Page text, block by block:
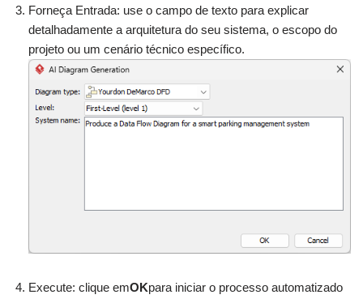
Forneça Entrada: use o campo de texto para explicar
detalhadamente a arquitetura do seu sistema, o escopo do
projeto ou um cenário técnico específico.
Execute: clique emOKpara iniciar o processo automatizado